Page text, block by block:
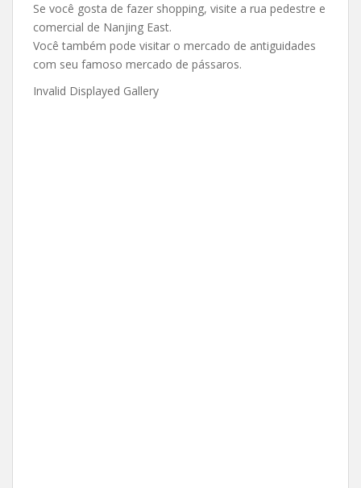
Se você gosta de fazer shopping, visite a rua pedestre e
comercial de Nanjing East.
Você também pode visitar o mercado de antiguidades
com seu famoso mercado de pássaros.
Invalid Displayed Gallery